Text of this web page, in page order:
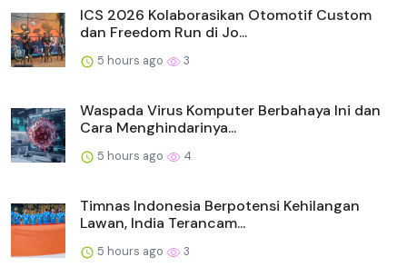
ICS 2026 Kolaborasikan Otomotif Custom
dan Freedom Run di Jo...
5 hours ago 3
Waspada Virus Komputer Berbahaya Ini dan
Cara Menghindarinya...
5 hours ago 4
Timnas Indonesia Berpotensi Kehilangan
Lawan, India Terancam...
5 hours ago 3